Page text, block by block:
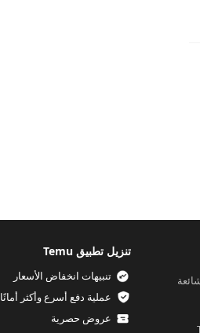
تنزيل تطبيق Temu
تنبيهات انخفاض الأسعار
عملية دفع أسرع وأكثر أمانًا
عروض حصرية